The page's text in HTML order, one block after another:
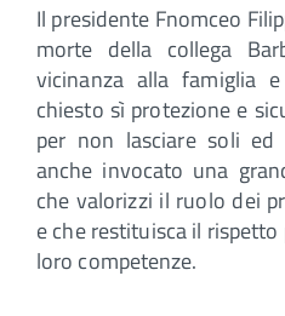
Il presidente Fnomceo
morte della collega
vicinanza alla famiglia
chiesto sì protezione e
per non lasciare soli
anche invocato una
che valorizzi il ruolo dei
e che restituisca il
loro competenze.